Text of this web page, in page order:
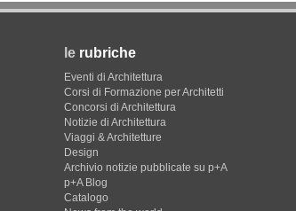
le rubriche
Eventi di Architettura
Corsi di Formazione per Architetti
Concorsi di Architettura
Notizie di Architettura
Viaggi & Architetture
Design
Archivio notizie pubblicate su p+A
p+A Blog
Catalogo